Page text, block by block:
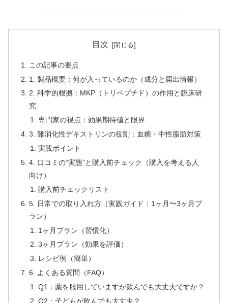
目次
この記事の要点
1. 製品概要：何が入っているのか（成分と届出情報）
2. 科学的根拠：MKP（トリペプチド）の作用と臨床研
究
専門家の視点：効果期待値と限界
3. 難消化性デキストリンの役割：血糖・中性脂肪対策
実践ポイント
4. 口コミの“実態”と購入前チェック（購入を考える人
向け）
購入前チェックリスト
5. 日常での取り入れ方（実践ガイド：1ヶ月〜3ヶ月プ
ラン）
1ヶ月プラン（習慣化）
3ヶ月プラン（効果を評価）
レシピ例（簡単）
6. よくある質問（FAQ）
Q1：薬を服用していますが飲んでも大丈夫ですか？
Q2：子どもが飲んでも大丈夫？